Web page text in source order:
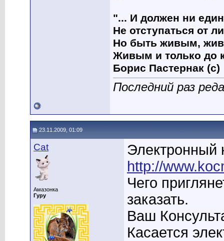
"... И должен ни
Не отступаться от
Но быть живым,
Живым и только до
Борис Пастернак (с)
Последний раз
23.11.2009, 01:09
Cat
Амазонка
Гуру
Электронный
http://
Чего
заказать.
Ваш
Касается